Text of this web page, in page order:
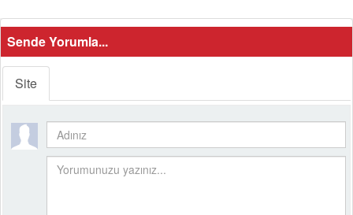
Sende Yorumla...
Site